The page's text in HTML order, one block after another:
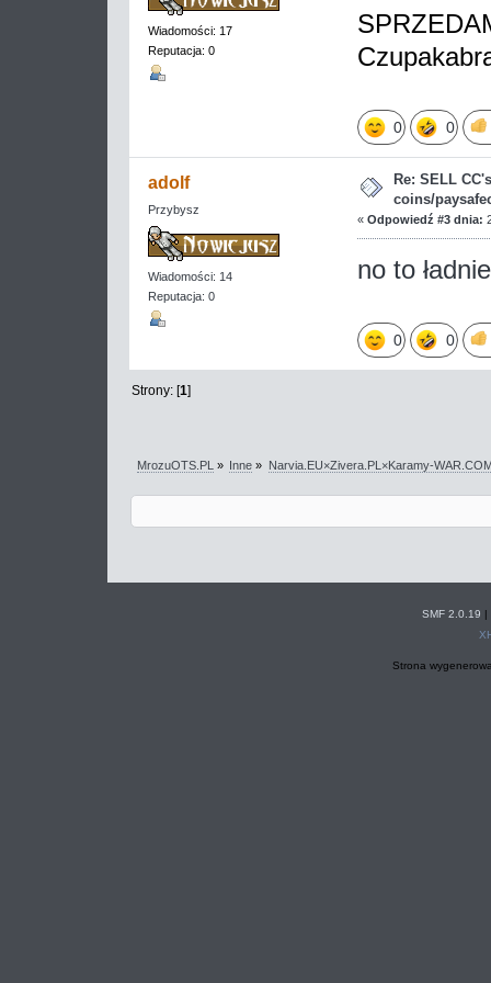
Wiadomości: 17
Reputacja: 0
0 0
adolf
Przybysz
Wiadomości: 14
Reputacja: 0
Re: SELL
coins/
« Odpowiedź #3 dnia:
no to
0 0
Strony: [1]
MrozuOTS.PL » Inne » Narvia.EU×Zivera.PL×Karamy-
SMF 2.0.19 |
Strona